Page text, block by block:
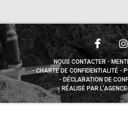
NOUS CONTACTER
CHARTE DE CONFIDENTIALITÉ
DÉCLARATION DE
RÉALISÉ PAR